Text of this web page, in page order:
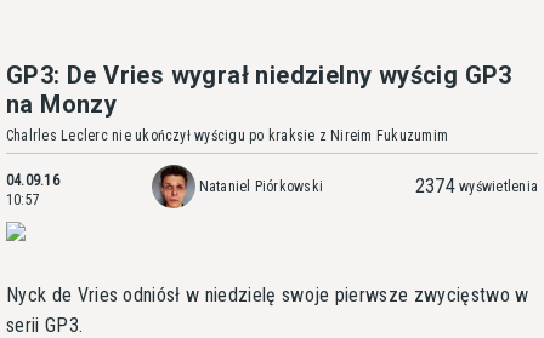
GP3: De Vries wygrał niedzielny wyścig GP3
na Monzy
Chalrles Leclerc nie ukończył wyścigu po kraksie z Nireim Fukuzumim
04.09.16
10:57
Nataniel Piórkowski 2374 wyświetlenia
Nyck de Vries odniósł w niedzielę swoje pierwsze zwycięstwo w
serii GP3.